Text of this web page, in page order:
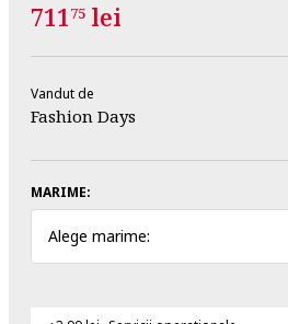
71175 lei
Vandut de
Fashion Days
MARIME:
Alege marime: